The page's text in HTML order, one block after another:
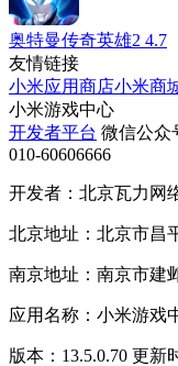
奥特曼传奇英雄2 4.7
友情链接
小米应用商店小米商
小米游戏中心
开发者平台 微信公众
010-60606666
开发者：北京瓦力网
北京地址：北京市昌
南京地址：南京市建
应用名称：小米游戏
版本：13.5.0.70 更新